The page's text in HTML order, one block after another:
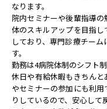
なります。
院内セミナーや後輩指導
体のスキルアップを目指
しており、専門診療チー
す。
勤務は4病院体制のシフト
休日や有給休暇もきちん
やセミナーの参加にも利
りしているので、安心して